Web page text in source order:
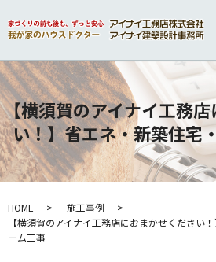
【横須賀のアイナイ工務
い！】省エネ・新築住宅
HOME
施工事例
【横須賀のアイナイ工務店におまかせください
ーム工事